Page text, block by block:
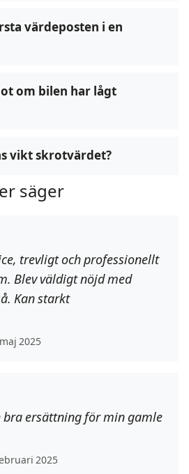
värdeposten i en
om bilen har lågt
vikt skrotvärdet?
säger
trevligt och professionellt
Blev väldigt nöjd med
Kan starkt
2025
bra ersättning för min gamle
2025